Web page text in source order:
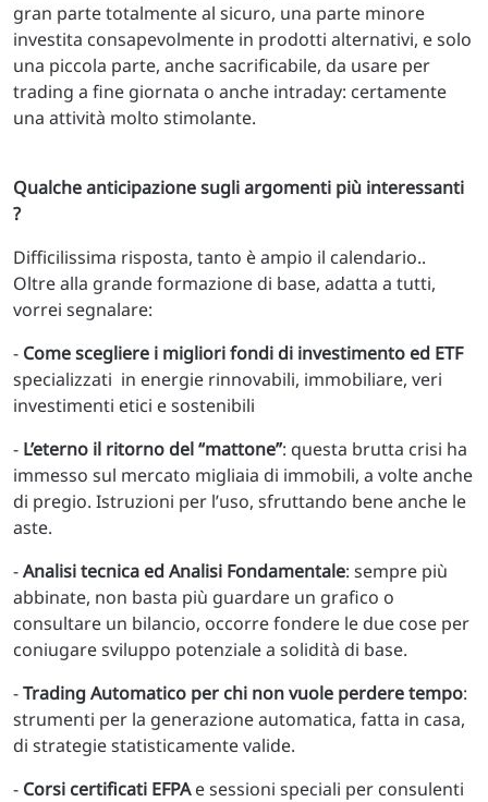
gran parte totalmente al sicuro, una parte minore
investita consapevolmente in prodotti alternativi, e solo
una piccola parte, anche sacrificabile, da usare per
trading a fine giornata o anche intraday: certamente
una attività molto stimolante.
Qualche anticipazione sugli argomenti più interessanti
?
Difficilissima risposta, tanto è ampio il calendario..
Oltre alla grande formazione di base, adatta a tutti,
vorrei segnalare:
- Comescegliere i migliori fondi di investimento ed ETF
specializzati in energie rinnovabili, immobiliare, veri
investimenti etici e sostenibili
- L’eterno il ritorno del “mattone”: questa brutta crisi ha
immesso sul mercato migliaia di immobili, a volte anche
di pregio. Istruzioni per l’uso, sfruttando bene anche le
aste.
-Analisi tecnica ed Analisi Fondamentale: sempre più
abbinate, non basta più guardare un grafico o
consultare un bilancio, occorre fondere le due cose per
coniugare sviluppo potenziale a solidità di base.
-Trading Automatico per chi non vuole perdere tempo:
strumenti per la generazione automatica, fatta in casa,
di strategie statisticamente valide.
- Corsi certificati EFPAe sessioni speciali per consulenti